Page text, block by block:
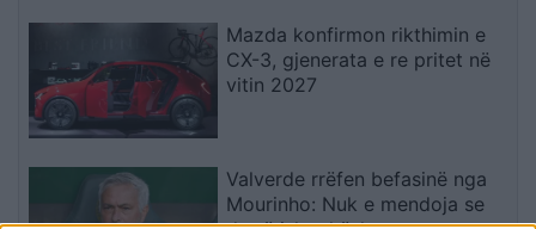
Mazda konfirmon rikthimin e
CX-3, gjenerata e re pritet në
vitin 2027
Valverde rrëfen befasinë nga
Mourinho: Nuk e mendoja se